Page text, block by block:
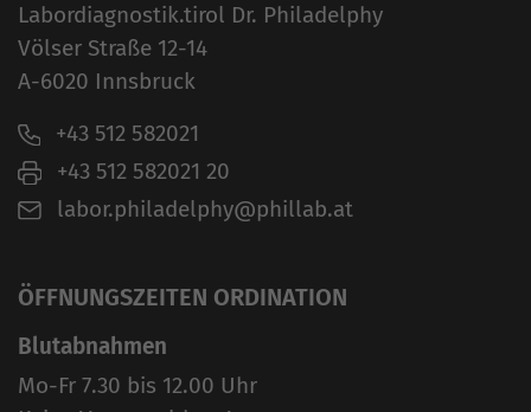
Labordiagnostik.tirol Dr. Philadelphy
Völser Straße 12-14
A-6020 Innsbruck
+43 512 582021
+43 512 582021 20
labor.philadelphy@phillab.at
ÖFFNUNGSZEITEN ORDINATION
Blutabnahmen
Mo-Fr 7.30 bis 12.00 Uhr